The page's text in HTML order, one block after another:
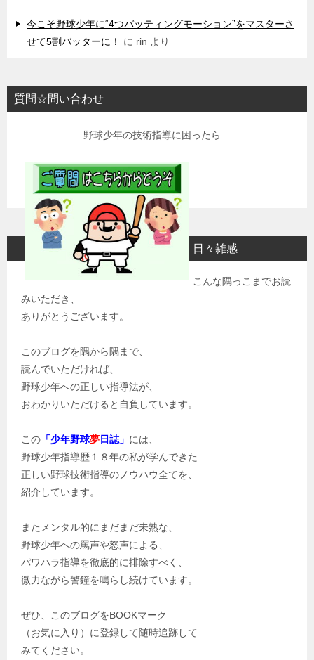
今こそ野球少年に“4つバッティングモーション”をマスターさ
せて5割バッターに！
に rin より
質問☆問い合わせ
野球少年の技術指導に困ったら…
日々雑感
こんな隅っこまでお読
みいただき、
ありがとうございます。
このブログを隅から隅まで、
読んでいただければ、
野球少年への正しい指導法が、
おわかりいただけると自負しています。
この 「少年野球夢日誌」 には、
野球少年指導歴１８年の私が学んできた
正しい野球技術指導のノウハウ全てを、
紹介しています。
またメンタル的にまだまだ未熟な、
野球少年への罵声や怒声による、
パワハラ指導を徹底的に排除すべく、
微力ながら警鐘を鳴らし続けています。
ぜひ、このブログをBOOKマーク
（お気に入り）に登録して随時追跡して
みてください。